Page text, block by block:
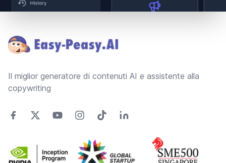
Il miglior generatore di contenuti AI e assistente alla
copywriting